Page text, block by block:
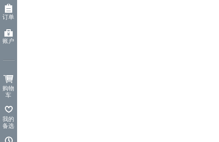
订单
账户
购物
车
我的
备选